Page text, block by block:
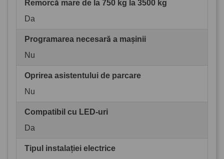
Remorcă mare de la 750 kg la 3500 kg
Da
Programarea necesară a mașinii
Nu
Oprirea asistentului de parcare
Nu
Compatibil cu LED-uri
Da
Tipul instalației electrice